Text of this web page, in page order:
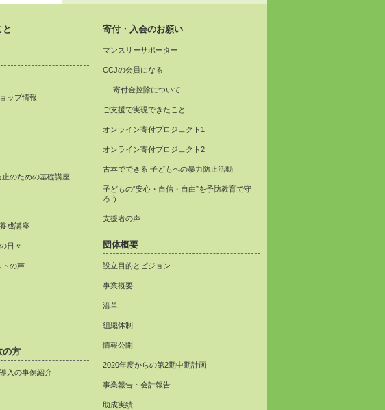
ップ情報
のための基礎講座
成講座
日々
トの声
の方
入の事例紹介
寄付・入会のお願い
マンスリーサポーター
CCJの会員になる
寄付金控除について
ご支援で実現できたこと
オンライン寄付プロジェクト1
オンライン寄付プロジェクト2
古本でできる 子どもへの暴力防止活動
子どもの“安心・自信・自由”を予防教育で守
ろう
支援者の声
団体概要
設立目的とビジョン
事業概要
沿革
組織体制
情報公開
2020年度からの第2期中期計画
事業報告・会計報告
助成実績